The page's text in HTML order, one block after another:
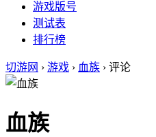
游戏版号
测试表
排行榜
切游网 › 游戏 › 血族 › 评论
血族